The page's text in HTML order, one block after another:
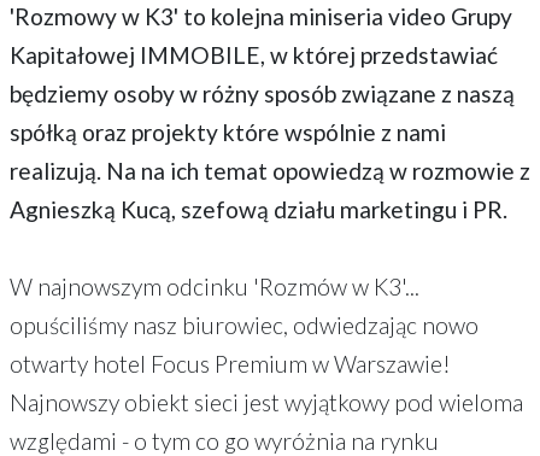
'Rozmowy w K3' to kolejna miniseria video Grupy
Kapitałowej IMMOBILE, w której przedstawiać
będziemy osoby w różny sposób związane z naszą
spółką oraz projekty które wspólnie z nami
realizują. Na na ich temat opowiedzą w rozmowie z
Agnieszką Kucą, szefową działu marketingu i PR.
W najnowszym odcinku 'Rozmów w K3'...
opuściliśmy nasz biurowiec, odwiedzając nowo
otwarty hotel Focus Premium w Warszawie!
Najnowszy obiekt sieci jest wyjątkowy pod wieloma
względami - o tym co go wyróżnia na rynku